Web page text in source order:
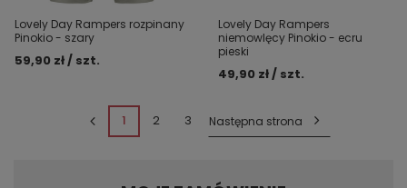
Lovely Day Rampers rozpinany
Pinokio - szary
59,90 zł / szt.
Lovely Day Rampers
niemowlęcy Pinokio - ecru
pieski
49,90 zł / szt.
1 2 3 Następna strona